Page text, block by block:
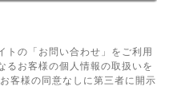
トの「お問い合わせ」をご利用
るお客様の個人情報の取扱いを
客様の同意なしに第三者に開示